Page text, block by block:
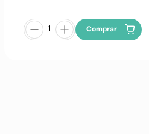
Comprar